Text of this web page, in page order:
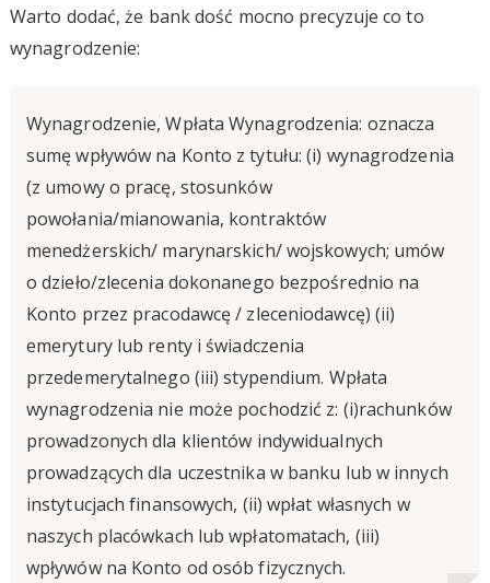
Warto dodać, że bank dość mocno precyzuje co to
wynagrodzenie:
Wynagrodzenie, Wpłata Wynagrodzenia: oznacza
sumę wpływów na Konto z tytułu: (i) wynagrodzenia
(z umowy o pracę, stosunków
powołania/mianowania, kontraktów
menedżerskich/ marynarskich/ wojskowych; umów
o dzieło/zlecenia dokonanego bezpośrednio na
Konto przez pracodawcę / zleceniodawcę) (ii)
emerytury lub renty i świadczenia
przedemerytalnego (iii) stypendium. Wpłata
wynagrodzenia nie może pochodzić z: (i)rachunków
prowadzonych dla klientów indywidualnych
prowadzących dla uczestnika w banku lub w innych
instytucjach finansowych, (ii) wpłat własnych w
naszych placówkach lub wpłatomatach, (iii)
wpływów na Konto od osób fizycznych.